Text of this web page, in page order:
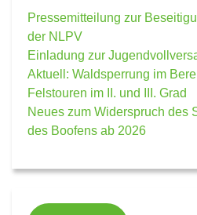
Pressemitteilung zur
der NLPV
Einladung zur
Aktuell: Waldsperrung im
Felstouren im II. und III. Grad
Neues zum Widerspruch des
des Boofens ab 2026